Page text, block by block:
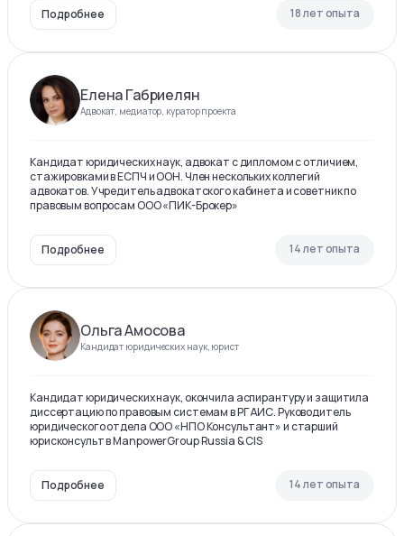
Подробнее 18 лет опыта
Елена Габриелян
Адвокат, медиатор, куратор проекта
Кандидат юридических наук, адвокат с дипломом с отличием,
стажировками в ЕСПЧ и ООН. Член нескольких коллегий
адвокатов. Учредитель адвокатского кабинета и советник по
правовым вопросам ООО «ПИК-Брокер»
Подробнее 14 лет опыта
Ольга Амосова
Кандидат юридических наук, юрист
Кандидат юридических наук, окончила аспирантуру и защитила
диссертацию по правовым системам в РГАИС. Руководитель
юридического отдела ООО «НПО Консультант» и старший
юрисконсульт в ManpowerGroup Russia & CIS
Подробнее 14 лет опыта